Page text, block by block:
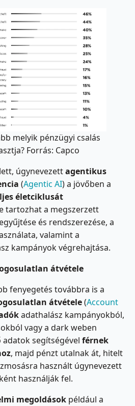
melyik pénzügyi csalás
Forrás: Capco
úgynevezettagentikus
(Agentic AI) a jövőben a
életciklusát
tartozhat a megszerzett
és rendszerezése, a
valamint a
kampányok végrehajtása.
átvétele
fenyegetés továbbra is a
átvétele(Account
adathalász kampányokból,
vagy a dark weben
segítségével férnek
, majd pénzt utalnak át, hitelt
használt úgynevezett
használják fel.
megoldások például a